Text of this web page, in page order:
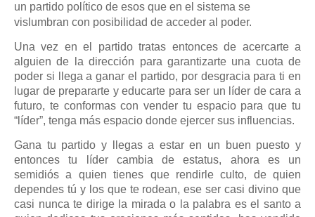
un partido político de esos que en el sistema se
vislumbran con posibilidad de acceder al poder.
Una vez en el partido tratas entonces de acercarte a
alguien de la dirección para garantizarte una cuota de
poder si llega a ganar el partido, por desgracia para ti en
lugar de prepararte y educarte para ser un líder de cara a
futuro, te conformas con vender tu espacio para que tu
“líder”, tenga más espacio donde ejercer sus influencias.
Gana tu partido y llegas a estar en un buen puesto y
entonces tu líder cambia de estatus, ahora es un
semidiós a quien tienes que rendirle culto, de quien
dependes tú y los que te rodean, ese ser casi divino que
casi nunca te dirige la mirada o la palabra es el santo a